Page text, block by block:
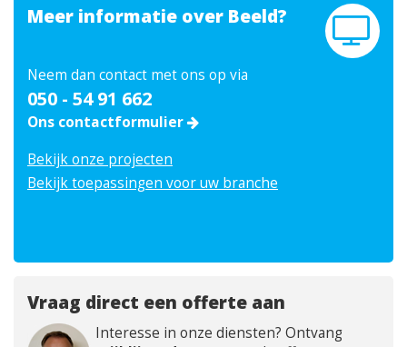
Meer informatie over Beeld?
Neem dan contact met ons op via
050 - 54 91 662
Ons contactformulier
Bekijk onze projecten
Bekijk toepassingen voor uw branche
Vraag direct een offerte aan
Interesse in onze diensten? Ontvang